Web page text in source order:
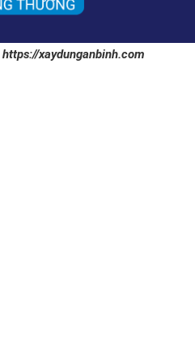
https://xaydunganbinh.com